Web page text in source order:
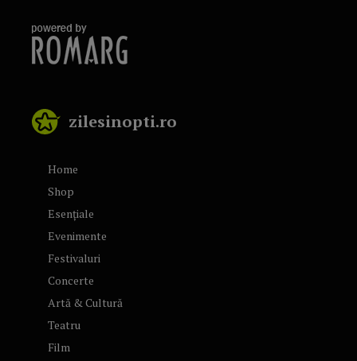
zilesinopti.ro
Home
Shop
Esențiale
Evenimente
Festivaluri
Concerte
Artă & Cultură
Teatru
Film